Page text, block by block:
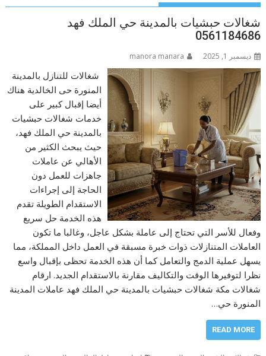
شغالات حبشيات بالمدينة حي الملك فهد
0561184686
ديسمبر 1, 2025 manora manara
شغالات للتنازل بالمدينة
المنورة حى الخالدية هناك
أيضا إقبال كبير على
خدمات شغالات حبشيات
بالمدينة حي الملك فهد،
حيث يبحث الكثير من
الأهالي عن عاملات
جاهزات للعمل دون
الحاجة إلى إجراءات
الاستقدام الطويلة تقدم
هذه الخدمة حل سريع
وفعال للأسر التي تحتاج إلى عاملة بشكل عاجل، وغالبا ما تكون
العاملات المتنازلات ذوات خبرة مسبقة في العمل داخل المملكة، مما
يسهل عملية الدمج والتعامل كما أن هذه الخدمة تحظى بإقبال واسع
نظرا لتوفيرها الوقت والتكاليف مقارنة بالاستقدام الجديد. ارقام
شغالات مكة شغالات حبشيات بالمدينة حي الملك فهد عاملات المدينة
المنورة حي…
READ MORE